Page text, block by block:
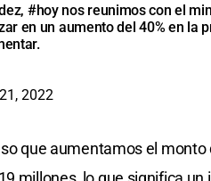
, #hoynos reunimos con el
en un aumento del 40% en la
2022
que aumentamos el